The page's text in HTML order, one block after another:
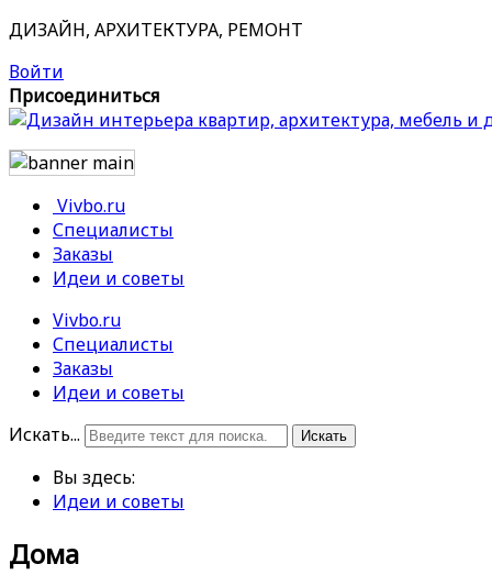
ДИЗАЙН, АРХИТЕКТУРА, РЕМОНТ
Войти
Присоединиться
Vivbo.ru
Специалисты
Заказы
Идеи и советы
Vivbo.ru
Специалисты
Заказы
Идеи и советы
Искать...
Искать
Вы здесь:
Идеи и советы
Дома